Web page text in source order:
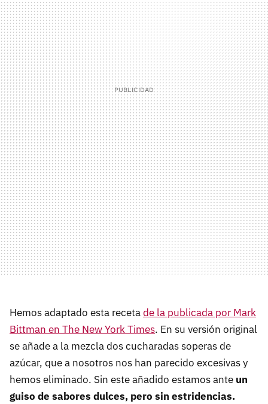
Hemos adaptado esta recetade la publicada por Mark
Bittman en The New York Times. En su versión original
se añade a la mezcla dos cucharadas soperas de
azúcar, que a nosotros nos han parecido excesivas y
hemos eliminado. Sin este añadido estamos ante un
guiso de sabores dulces, pero sin estridencias.